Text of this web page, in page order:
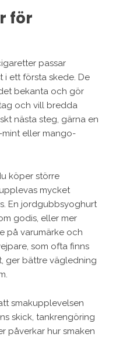
för
passar
i ett första skede. De
bekanta och gör
och vill bredda
nästa steg, gärna en
eller mango-
köper större
mycket
En jordgubbsyoghurt
godis, eller mer
på varumärke och
som ofta finns
ger bättre vägledning
smakupplevelsen
skick, tankrengöring
påverkar hur smaken